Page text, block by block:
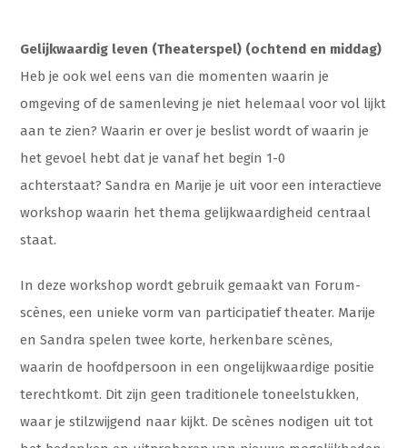
Gelijkwaardig leven (Theaterspel) (ochtend en middag)
Heb je ook wel eens van die momenten waarin je
omgeving of de samenleving je niet helemaal voor vol lijkt
aan te zien? Waarin er over je beslist wordt of waarin je
het gevoel hebt dat je vanaf het begin 1-0
achterstaat? Sandra en Marije je uit voor een interactieve
workshop waarin het thema gelijkwaardigheid centraal
staat.
In deze workshop wordt gebruik gemaakt van Forum-
scènes, een unieke vorm van participatief theater. Marije
en Sandra spelen twee korte, herkenbare scènes,
waarin de hoofdpersoon in een ongelijkwaardige positie
terechtkomt. Dit zijn geen traditionele toneelstukken,
waar je stilzwijgend naar kijkt. De scènes nodigen uit tot